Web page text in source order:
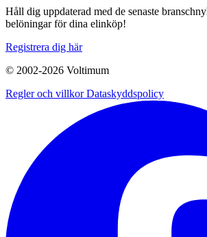
Håll dig uppdaterad med de senaste
belöningar för dina elinköp!
Registrera dig här
© 2002-2026 Voltimum
Regler och villkorDataskyddspolicy